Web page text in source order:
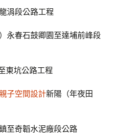
涓段公路工程
永春石鼓卿園至達埔前峰段
東坑公路工程
子空間設計新陽（年夜田
至奇韜水泥廠段公路